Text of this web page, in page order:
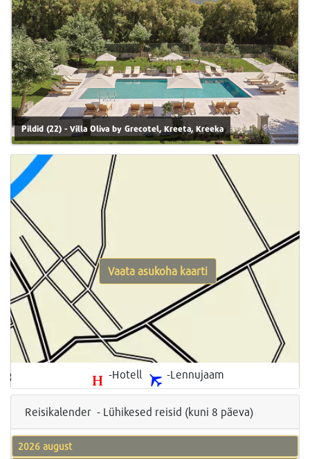
Pildid (22) - Villa Oliva by Grecotel, Kreeta, Kreeka
-Hotell -Lennujaam
Vaata asukoha kaarti
Reisikalender - Lühikesed reisid (kuni 8 päeva)
2026 august